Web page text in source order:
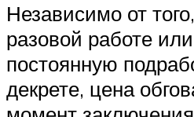
Независимо от
разовой работе
постоянную
декрете, цена